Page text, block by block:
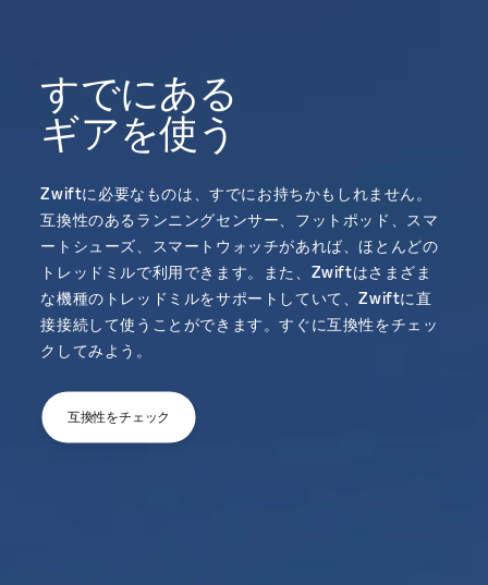
すでにある
ギアを使う
Zwiftに必要なものは、すでにお持ちかもしれません。
互換性のあるランニングセンサー、フットポッド、スマ
ートシューズ、スマートウォッチがあれば、ほとんどの
トレッドミルで利用できます。また、Zwiftはさまざま
な機種のトレッドミルをサポートしていて、Zwiftに直
接接続して使うことができます。すぐに互換性をチェッ
クしてみよう。
互換性をチェック